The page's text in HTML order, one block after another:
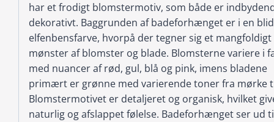
har et frodigt blomstermotiv, som både er
dekorativt. Baggrunden af badeforhænget er i en blid
elfenbensfarve, hvorpå der tegner sig et mangfoldigt
mønster af blomster og blade. Blomsterne variere i
med nuancer af rød, gul, blå og pink, imens bladene
primært er grønne med varierende toner fra mørke
Blomstermotivet er detaljeret og organisk, hvilket
naturlig og afslappet følelse. Badeforhænget ser ud